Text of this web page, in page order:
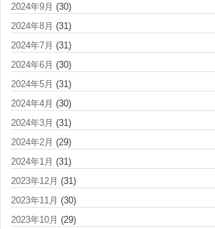
2024年9月 (30)
2024年8月 (31)
2024年7月 (31)
2024年6月 (30)
2024年5月 (31)
2024年4月 (30)
2024年3月 (31)
2024年2月 (29)
2024年1月 (31)
2023年12月 (31)
2023年11月 (30)
2023年10月 (29)